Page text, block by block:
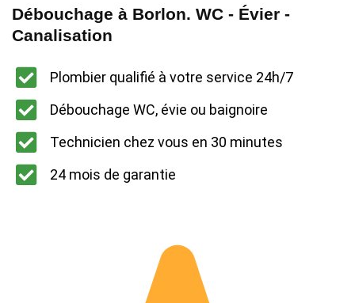
Débouchage à Borlon. WC - Évier -
Canalisation
Plombier qualifié à votre service 24h/7
Débouchage WC, évie ou baignoire
Technicien chez vous en 30 minutes
24 mois de garantie